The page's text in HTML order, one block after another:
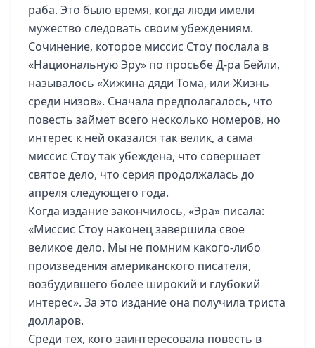
раба. Это было время, когда люди имели
мужество следовать своим убеждениям.
Сочинение, которое миссис Стоу послала в
«Национальную Эру» по просьбе Д-ра Бейли,
называлось «Хижина дяди Тома, или Жизнь
среди низов». Сначала предполагалось, что
повесть займет всего несколько номеров, но
интерес к ней оказался так велик, а сама
миссис Стоу так убеждена, что совершает
святое дело, что серия продолжалась до
апреля следующего года.
Когда издание закончилось, «Эра» писала:
«Миссис Стоу наконец завершила свое
великое дело. Мы не помним какого-либо
произведения американского писателя,
возбудившего более широкий и глубокий
интерес». За это издание она получила триста
долларов.
Среди тех, кого заинтересовала повесть в